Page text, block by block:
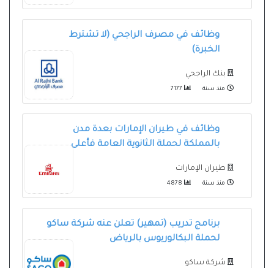
وظائف في مصرف الراجحي (لا تشترط
الخبرة)
بنك الراجحي
منذ سنة
وظائف في طيران الإمارات بعدة مدن
بالمملكة لحملة الثانوية العامة فأعلى
طيران الإمارات
منذ سنة
برنامج تدريب (تمهير) تعلن عنه شركة ساكو
لحملة البكالوريوس بالرياض
شركة ساكو